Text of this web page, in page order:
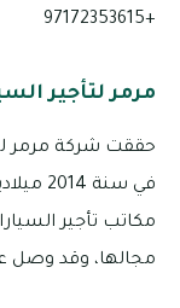
+97172353615
مرمر لتأجير
حققت شركة مرمر
في
مكاتب تأجير
مجالها، وقد وصل